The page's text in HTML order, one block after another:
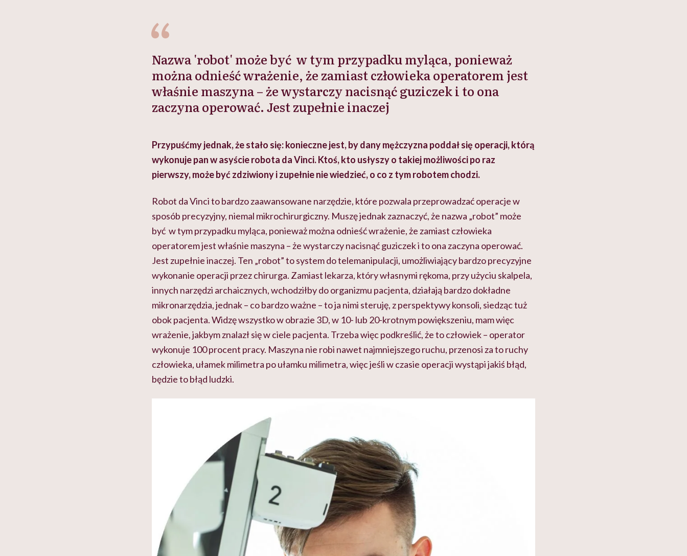
Nazwa 'robot' może być w tym przypadku myląca, ponieważ
można odnieść wrażenie, że zamiast człowieka operatorem jest
właśnie maszyna – że wystarczy nacisnąć guziczek i to ona
zaczyna operować. Jest zupełnie inaczej
Przypuśćmy jednak, że stało się: konieczne jest, by dany mężczyzna poddał się operacji, którą
wykonuje pan w asyście robota da Vinci. Ktoś, kto usłyszy o takiej możliwości po raz
pierwszy, może być zdziwiony i zupełnie nie wiedzieć, o co z tym robotem chodzi.
Robot da Vinci to bardzo zaawansowane narzędzie, które pozwala przeprowadzać operacje w
sposób precyzyjny, niemal mikrochirurgiczny. Muszę jednak zaznaczyć, że nazwa „robot” może
być w tym przypadku myląca, ponieważ można odnieść wrażenie, że zamiast człowieka
operatorem jest właśnie maszyna – że wystarczy nacisnąć guziczek i to ona zaczyna operować.
Jest zupełnie inaczej. Ten „robot” to system do telemanipulacji, umożliwiający bardzo precyzyjne
wykonanie operacji przez chirurga. Zamiast lekarza, który własnymi rękoma, przy użyciu skalpela,
innych narzędzi archaicznych, wchodziłby do organizmu pacjenta, działają bardzo dokładne
mikronarzędzia, jednak – co bardzo ważne – to ja nimi steruję, z perspektywy konsoli, siedząc tuż
obok pacjenta. Widzę wszystko w obrazie 3D, w 10- lub 20-krotnym powiększeniu, mam więc
wrażenie, jakbym znalazł się w ciele pacjenta. Trzeba więc podkreślić, że to człowiek – operator
wykonuje 100 procent pracy. Maszyna nie robi nawet najmniejszego ruchu, przenosi za to ruchy
człowieka, ułamek milimetra po ułamku milimetra, więc jeśli w czasie operacji wystąpi jakiś błąd,
będzie to błąd ludzki.